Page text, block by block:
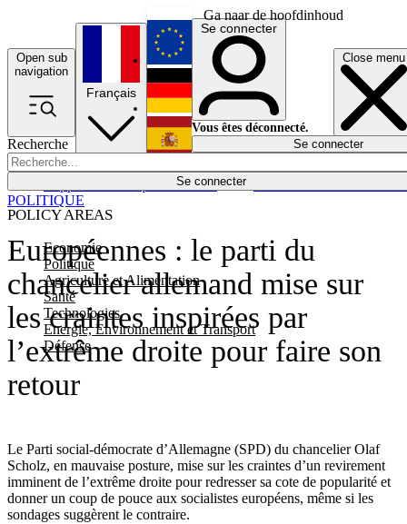
Ga naar de hoofdinhoud
Open sub
navigation
Close menu
Recherche
Se connecter
POLICY AREAS
Economie
Politique
Agriculture et Alimentation
Santé
Technologies
Energie, Environnement et Transport
Défense
Économie
Français
English
Deutsch
Español
Se connecter
Vous êtes déconnecté.
Se connecter
Européennes : le parti du
chancelier allemand mise sur
les craintes inspirées par
l’extrême droite pour faire son
retour
Le Parti social-démocrate d’Allemagne (SPD) du chancelier Olaf
Scholz, en mauvaise posture, mise sur les craintes d’un revirement
imminent de l’extrême droite pour redresser sa cote de popularité et
donner un coup de pouce aux socialistes européens, même si les
sondages suggèrent le contraire.
POLITIQUE